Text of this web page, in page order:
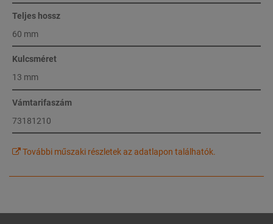
Teljes hossz
60 mm
Kulcsméret
13 mm
Vámtarifaszám
73181210
További műszaki részletek az adatlapon találhatók.